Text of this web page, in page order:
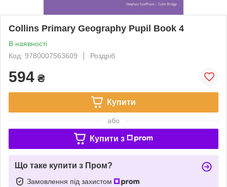
Collins Primary Geography Pupil Book 4
В наявності
Код: 9780007563609
Роздріб
594 ₴
Купити
або
Купити з
Що таке купити з Пром?
Замовлення під захистом